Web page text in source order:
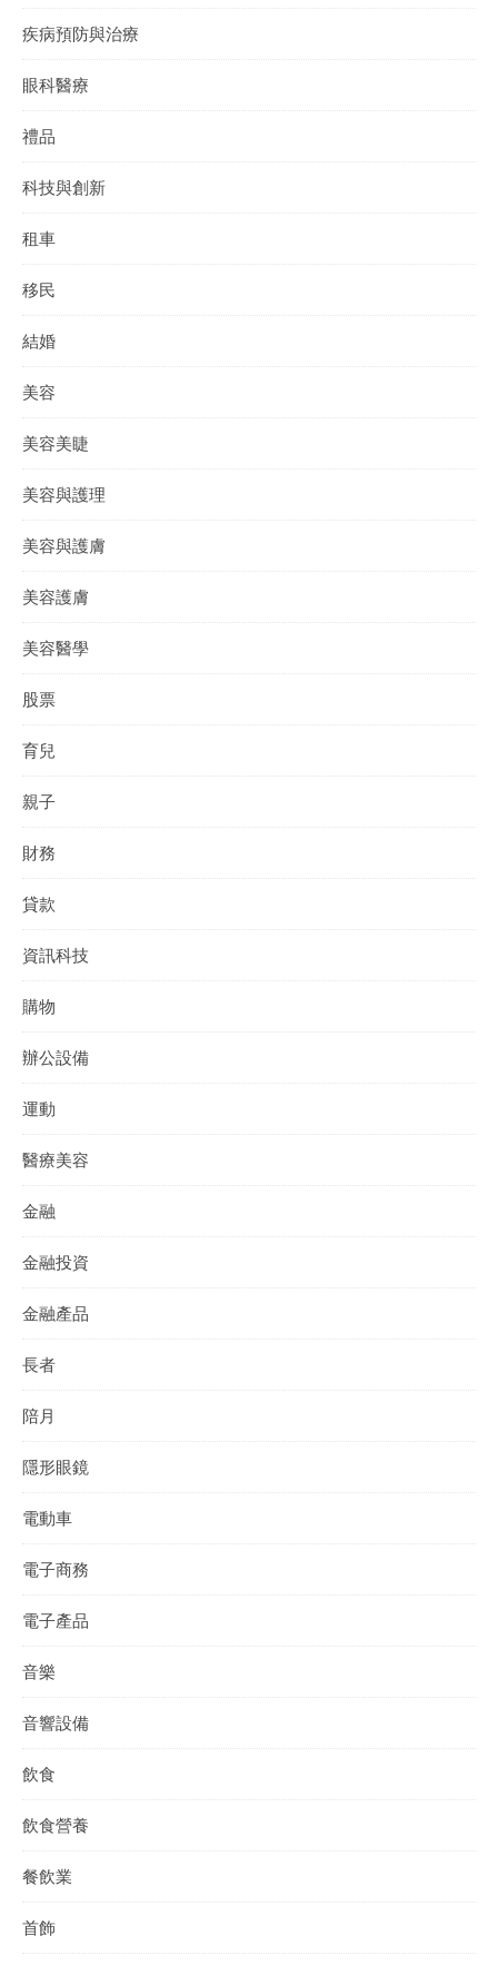
疾病預防與治療
眼科醫療
禮品
科技與創新
租車
移民
結婚
美容
美容美睫
美容與護理
美容與護膚
美容護膚
美容醫學
股票
育兒
親子
財務
貸款
資訊科技
購物
辦公設備
運動
醫療美容
金融
金融投資
金融產品
長者
陪月
隱形眼鏡
電動車
電子商務
電子產品
音樂
音響設備
飲食
飲食營養
餐飲業
首飾